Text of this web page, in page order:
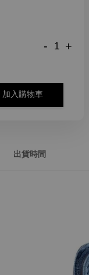
- +
加入購物車
出貨時間